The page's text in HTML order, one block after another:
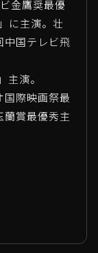
金鷹奨最優
に主演。壮
中国テレビ飛
演。
際映画祭最
蘭賞最優秀主